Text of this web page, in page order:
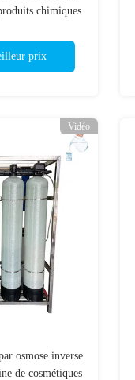
chimiques
prix
Vidéo
osmose inverse
de cosmétiques